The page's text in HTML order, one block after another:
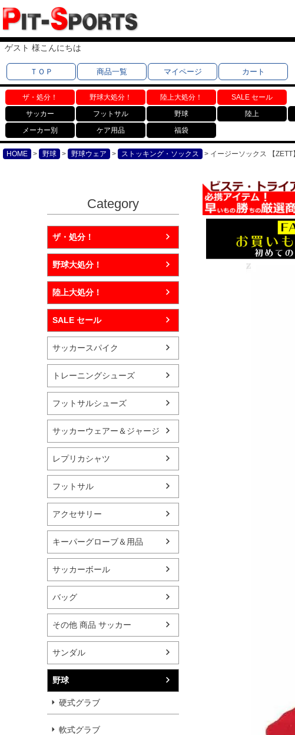
ゲスト 様こんにちは
ＴＯＰ 商品一覧 マイページ カート
ザ・処分！ 野球大処分！ 陸上大処分！
SALE セール
サッカー
フットサル 野球 陸上
メーカー別
ケア用品 福袋
HOME 野球 野球ウェア ストッキング・ソックス イージーソックス 【ZETT
Category
ザ・処分！
野球大処分！
陸上大処分！
SALE セール
サッカースパイク
トレーニングシューズ
フットサルシューズ
サッカーウェアー＆ジャージ
レプリカシャツ
フットサル
アクセサリー
キーパーグローブ＆用品
サッカーボール
バッグ
その他 商品 サッカー
サンダル
野球
硬式グラブ
軟式グラブ